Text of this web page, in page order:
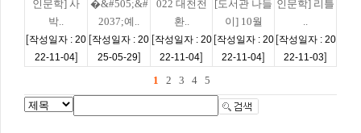
인문학] 사
박..
[작성일자 : 20
22-11-04]
�&#505;&#
2037;예..
[작성일자 : 20
25-05-29]
022 대천천
환..
[작성일자 : 20
22-11-04]
[도서관 나들
이] 10월
[작성일자 : 20
22-11-04]
인문학] 리틀
..
[작성일자 : 20
22-11-03]
1
2 3 4 5